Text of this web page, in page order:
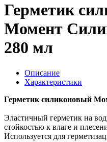
Герметик
Момент
280 мл
Описание
Характеристики
Герметик силиконовый
Эластичный герметик на
стойкостью к влаге и
Используется для